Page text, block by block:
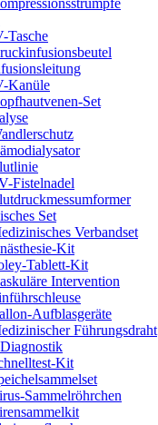
Tasche
Kanüle
Set
Fistelnadel
Set
Verbandset
Kit
Tablett-Kit
Intervention
Aufblasgeräte
Führungsdraht
Kit
Sammelröhrchen